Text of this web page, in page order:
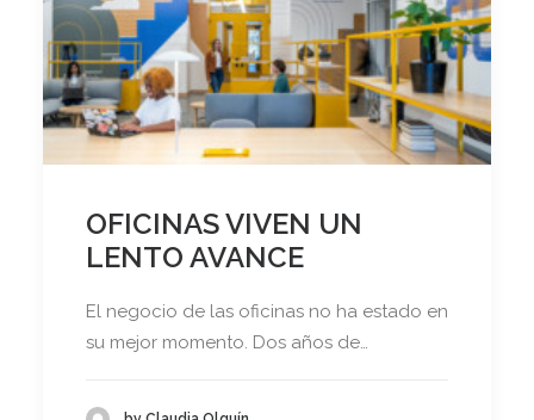
OFICINAS VIVEN UN
LENTO AVANCE
El negocio de las oficinas no ha estado en
su mejor momento. Dos años de…